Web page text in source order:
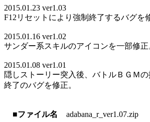
2015.01.23 ver1.03
F12リセットにより強制終了するバグを
2015.01.16 ver1.02
サンダー系スキルのアイコンを一部修正
2015.01.08 ver1.01
隠しストーリー突入後、バトルＢＧＭ
終了のバグを修正。
■ファイル名
adabana_r_ver1.07.zip